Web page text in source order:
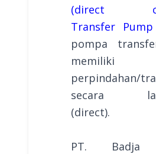
(direct
Transfer Pump
pompa
memiliki
perpindahan/
secara
(direct).
PT. Badja